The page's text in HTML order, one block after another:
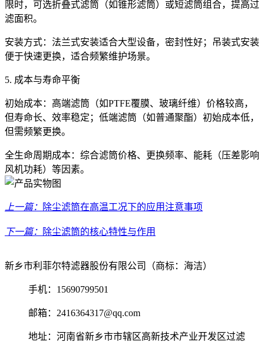
限时，可选折叠式滤筒（如锥形滤筒）或短滤筒组合，提高过
滤面积。
安装方式：法兰式安装适合大型设备，密封性好；吊装式安装
便于快速更换，适合频繁维护场景。
5. 成本与寿命平衡
初始成本：高端滤筒（如PTFE覆膜、玻璃纤维）价格较高，
但寿命长、效率稳定；低端滤筒（如普通聚酯）初始成本低，
但需频繁更换。
全生命周期成本：综合滤筒价格、更换频率、能耗（压差影响
风机功耗）等因素。
上一篇： 除尘滤筒在高温工况下的应用注意事项
下一篇： 除尘滤筒的核心特性与作用
新乡市利菲尔特滤器股份有限公司（商标：海洁）
手机：15690799501
邮箱：2416364317@qq.com
地址：河南省新乡市市辖区高新技术产业开发区过滤